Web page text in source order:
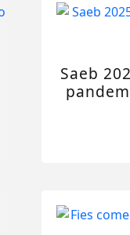
Saeb